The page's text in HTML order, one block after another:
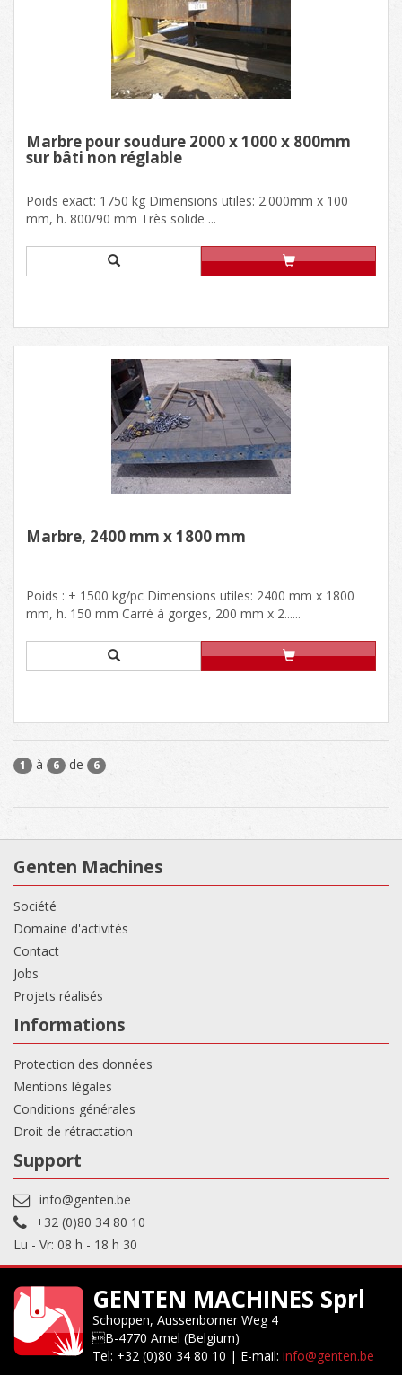
Marbre pour soudure 2000 x 1000 x 800mm
sur bâti non réglable
Poids exact: 1750 kg Dimensions utiles: 2.000mm x 100
mm, h. 800/90 mm Très solide ...
Marbre, 2400 mm x 1800 mm
Poids : ± 1500 kg/pc Dimensions utiles: 2400 mm x 1800
mm, h. 150 mm Carré à gorges, 200 mm x 2......
1 à 6 de 6
Genten Machines
Société
Domaine d'activités
Contact
Jobs
Projets réalisés
Informations
Protection des données
Mentions légales
Conditions générales
Droit de rétractation
Support
info@genten.be
+32 (0)80 34 80 10
Lu - Vr: 08 h - 18 h 30
GENTEN MACHINES Sprl
Schoppen, Aussenborner Weg 4
B-4770 Amel (Belgium)
Tel: +32 (0)80 34 80 10 | E-mail: info@genten.be